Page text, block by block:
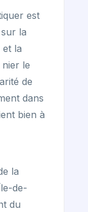
est
la
et la
nier le
de
dans
bien à
la
de-
du